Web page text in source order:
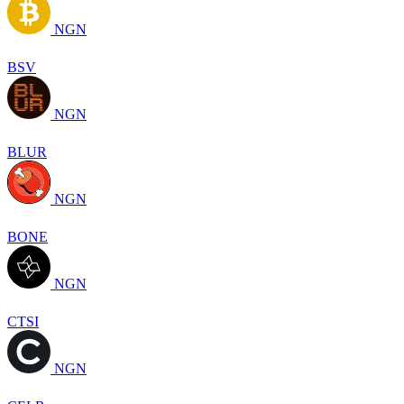
NGN
BSV
NGN
BLUR
NGN
BONE
NGN
CTSI
NGN